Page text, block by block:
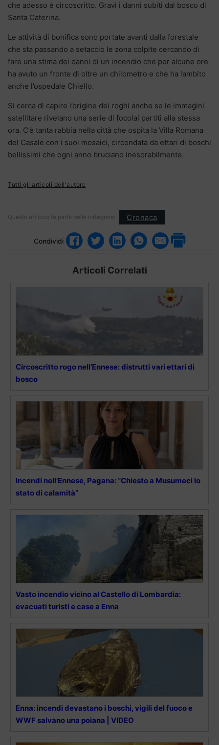
che adesso è circoscritto. Gravi i danni subiti dal bosco di
Santa Caterina.
Le attività di bonifica sono portate avanti dalla forestale
che sta passando a setaccio le zona colpite cercando di
fare una stima dei danni di un incendio che per alcune ore
ha avuto un fronte di oltre un chilometro e che ha lambito
anche l’ospedale Chiello.
Si cerca di capire l’origine dei roghi anche se le immagini
satellitare rivelano una serie di focolai partiti alla stessa
ora. C’è tanta rabbia nella città che ospita la Villa Romana
del Casale con i suoi mosaici, circondata da ettari di boschi
bellissimi che ogni anno bruciano inesorabilmente.
Tutti gli articoli dell'autore
Questo articolo fa parte delle categorie: Cronaca
Condividi
Articoli Correlati
Circoscritto rogo nell’Ennese: distrutti vari ettari di
bosco
Incendi nell’Ennese, Pagana: “Chiesto a Musumeci lo
stato di calamità”
Vasto incendio vicino al Castello di Lombardia:
evacuati turisti e case a Enna
Enna: incendi devastano i boschi, vigili del fuoco e
WWF salvano una poiana | VIDEO